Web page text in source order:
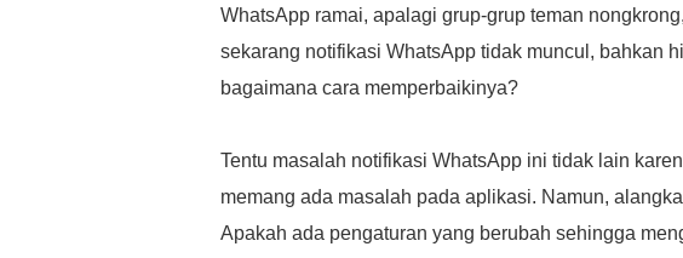
WhatsApp ramai, apalagi grup-grup teman
sekarang notifikasi WhatsApp tidak muncul, bahkan
bagaimana cara memperbaikinya?
Tentu masalah notifikasi WhatsApp ini tidak lain
memang ada masalah pada aplikasi. Namun,
Apakah ada pengaturan yang berubah sehingga